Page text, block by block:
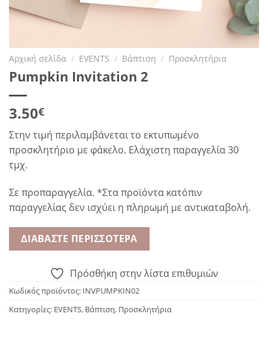
Αρχική σελίδα / EVENTS / Βάπτιση / Προσκλητήρια
Pumpkin Invitation 2
3.50€
Στην τιμή περιλαμβάνεται το εκτυπωμένο
προσκλητήριο με φάκελο. Ελάχιστη παραγγελία 30
τμχ.
Σε προπαραγγελία. *Στα προϊόντα κατόπιν
παραγγελίας δεν ισχύει η πληρωμή με αντικαταβολή.
ΔΙΑΒΆΣΤΕ ΠΕΡΙΣΣΌΤΕΡΑ
Πρόσθήκη στην λίστα επιθυμιών
Κωδικός προϊόντος: INVPUMPKIN02
Κατηγορίες: EVENTS, Βάπτιση, Προσκλητήρια